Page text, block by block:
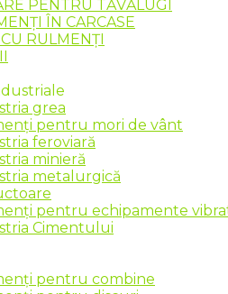
PENTRU TĂVĂLUGI
ÎN CARCASE
RULMENȚI
grea
pentru mori de vânt
feroviară
minieră
metalurgică
pentru echipamente
Cimentului
pentru combine